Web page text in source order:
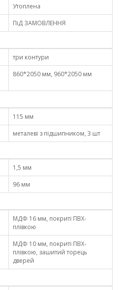
Утоплена
ПіД ЗАМОВЛЕННЯ
три контури
860*2050 мм, 960*2050 мм
115 мм
металеві з підшипником, 3 шт
1,5 мм
96 мм
МДФ 16 мм, покриті ПВХ-
плівкою
МДФ 10 мм, покриті ПВХ-
плівкою, зашитий торець
дверей